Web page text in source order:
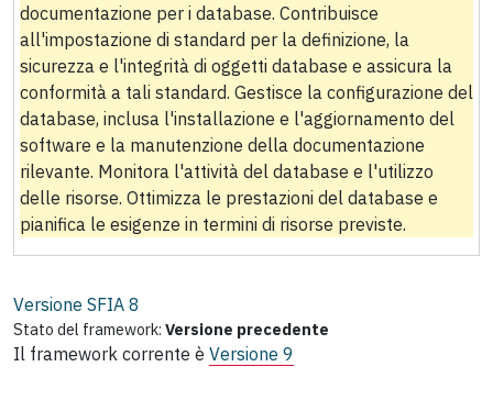
documentazione per i database. Contribuisce
all'impostazione di standard per la definizione, la
sicurezza e l'integrità di oggetti database e assicura la
conformità a tali standard. Gestisce la configurazione del
database, inclusa l'installazione e l'aggiornamento del
software e la manutenzione della documentazione
rilevante. Monitora l'attività del database e l'utilizzo
delle risorse. Ottimizza le prestazioni del database e
pianifica le esigenze in termini di risorse previste.
Versione SFIA 8
Stato del framework: Versione precedente
Il framework corrente è Versione 9